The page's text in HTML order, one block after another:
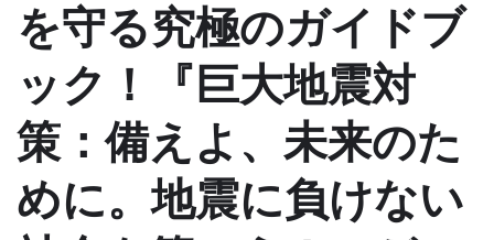
を守る究極のガイドブ
ック！『巨大地震対
策：備えよ、未来のた
めに。地震に負けない